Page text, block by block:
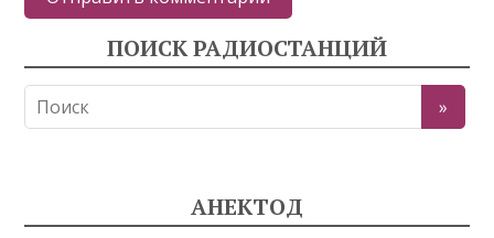
ПОИСК РАДИОСТАНЦИЙ
АНЕКТОД